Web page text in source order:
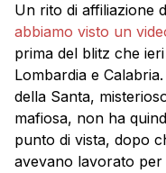
Un rito di affiliazione
abbiamo visto un
prima del blitz che
Lombardia e
della Santa,
mafiosa, non ha
punto di vista, dopo
avevano lavorato per